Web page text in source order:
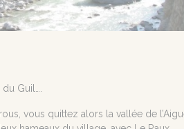
Guil….
vous quittez alors la vallée de